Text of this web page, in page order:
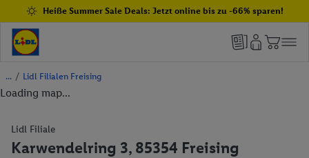
Heiße Summer Sale Deals: Jetzt online bis zu -66% sparen!
/ Lidl Filialen Freising
Loading map...
Lidl Filiale
Karwendelring 3, 85354 Freising